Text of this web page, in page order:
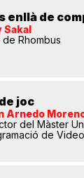
enllà de
Sakal
de Rhombus
joc
Arnedo
del Màster
de